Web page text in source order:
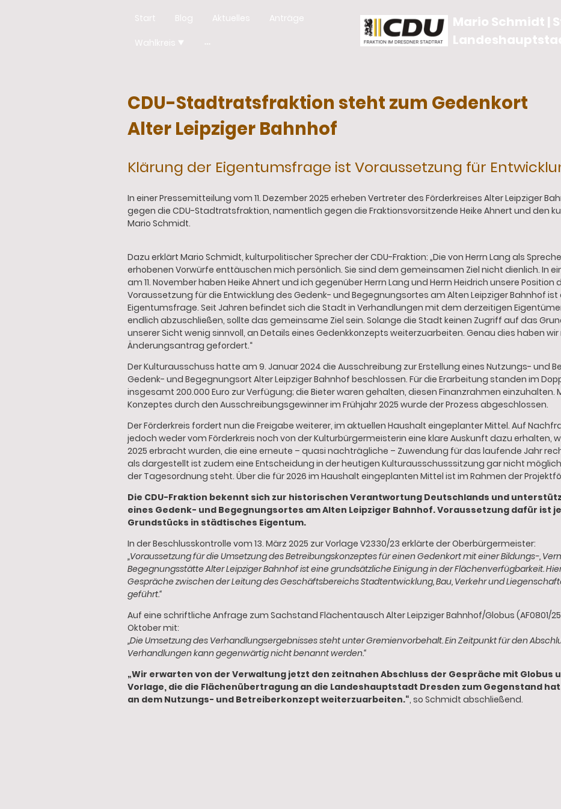
Start Blog Aktuelles Anträge
Wahlkreis
Mario Schmidt |
CDU-Stadtratsfraktion steht zum Gedenkort
Alter Leipziger Bahnhof
Klärung der Eigentumsfrage ist Voraussetzung für
In einer Pressemitteilung vom 11. Dezember 2025 erheben Vertreter des Förderkreises Alter Leipziger
gegen die CDU-Stadtratsfraktion, namentlich gegen die Fraktionsvorsitzende Heike Ahnert und den
Mario Schmidt.
Dazu erklärt Mario Schmidt, kulturpolitischer Sprecher der CDU-Fraktion: „Die von Herrn Lang als
erhobenen Vorwürfe enttäuschen mich persönlich. Sie sind dem gemeinsamen Ziel nicht dienlich. In
am 11. November haben Heike Ahnert und ich gegenüber Herrn Lang und Herrn Heidrich unsere
Voraussetzung für die Entwicklung des Gedenk- und Begegnungsortes am Alten Leipziger Bahnhof ist
Eigentumsfrage. Seit Jahren befindet sich die Stadt in Verhandlungen mit dem derzeitigen
endlich abzuschließen, sollte das gemeinsame Ziel sein. Solange die Stadt keinen Zugriff auf das
unserer Sicht wenig sinnvoll, an Details eines Gedenkkonzepts weiterzuarbeiten. Genau dies haben
Änderungsantrag gefordert.“
Der Kulturausschuss hatte am 9. Januar 2024 die Ausschreibung zur Erstellung eines Nutzungs- und
Gedenk- und Begegnungsort Alter Leipziger Bahnhof beschlossen. Für die Erarbeitung standen im
insgesamt 200.000 Euro zur Verfügung; die Bieter waren gehalten, diesen Finanzrahmen einzuhalten.
Konzeptes durch den Ausschreibungsgewinner im Frühjahr 2025 wurde der Prozess abgeschlossen.
Der Förderkreis fordert nun die Freigabe weiterer, im aktuellen Haushalt eingeplanter Mittel. Auf
jedoch weder vom Förderkreis noch von der Kulturbürgermeisterin eine klare Auskunft dazu erhalten,
2025 erbracht wurden, die eine erneute – quasi nachträgliche – Zuwendung für das laufende Jahr
als dargestellt ist zudem eine Entscheidung in der heutigen Kulturausschusssitzung gar nicht
der Tagesordnung steht. Über die für 2026 im Haushalt eingeplanten Mittel ist im Rahmen der
Die CDU-Fraktion bekennt sich zur historischen Verantwortung Deutschlands und
eines Gedenk- und Begegnungsortes am Alten Leipziger Bahnhof. Voraussetzung dafür ist
Grundstücks in städtisches Eigentum.
In der Beschlusskontrolle vom 13. März 2025 zur Vorlage V2330/23 erklärte der Oberbürgermeister:
„Voraussetzung für die Umsetzung des Betreibungskonzeptes für einen Gedenkort mit einer Bildungs-,
Begegnungsstätte Alter Leipziger Bahnhof ist eine grundsätzliche Einigung in der Flächenverfügbarkeit.
Gespräche zwischen der Leitung des Geschäftsbereichs Stadtentwicklung, Bau, Verkehr und
geführt.“
Auf eine schriftliche Anfrage zum Sachstand Flächentausch Alter Leipziger Bahnhof/Globus (AF0801/
Oktober mit:
„Die Umsetzung des Verhandlungsergebnisses steht unter Gremienvorbehalt. Ein Zeitpunkt für den
Verhandlungen kann gegenwärtig nicht benannt werden.“
„Wir erwarten von der Verwaltung jetzt den zeitnahen Abschluss der Gespräche mit Globus
Vorlage, die die Flächenübertragung an die Landeshauptstadt Dresden zum Gegenstand
an dem Nutzungs- und Betreiberkonzept weiterzuarbeiten.“, so Schmidt abschließend.